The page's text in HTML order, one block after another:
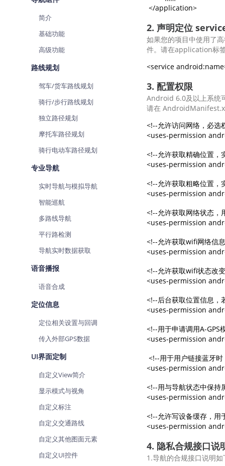
通过基站、Wifi获取位置信息 提供
公
高
高级
简介
基础功能
高级功能
路线规划
驾车/货车路线规划
骑行/步行路线规划
独立路径规划
摩托车路径规划
骑行电动车路径规划
专业导航
实时导航与模拟导航
智能巡航
多路线导航
平行路检测
导航实时数据获取
语音播报
语音合成
定位信息
定位相关设置与回调
传入外部GPS数据
UI界面定制
自定义View简介
显示模式与视角
自定义标注
自定义交通路线
自定义其他图面元素
自定义UI控件
</application>
2. 声明定位
如果您的项目中使用了
件。请在application标
3. 配置权限
Android 6.0及以上系统
请在
<!--允许访问网络，必选
<uses-permission
<!--允许获取精确位置，
<uses-permission
<!--允许获取粗略位置，
<uses-permission
<!--允许获取网络状态，
<uses-permission
<!--允许获取wifi网络信
<uses-permission
<!--允许获取wifi状态改
<uses-permission
<!--后台获取位置信息，
<uses-permission
<!--用于申请调用A-GPS
<uses-permission
<!--用于用户链接蓝牙
<uses-permission
<!--用与导航状态中保持
<uses-permission
<!--允许写设备缓存，用
<uses-permission
4. 隐私合规接口说
1.导航的合规接口说明如